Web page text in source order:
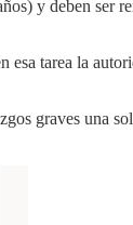
y deben ser
tarea la
graves una